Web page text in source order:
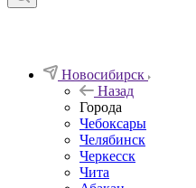
Новосибирск
Назад
Города
Чебоксары
Челябинск
Черкесск
Чита